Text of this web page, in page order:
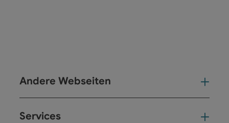
Andere Webseiten
Services